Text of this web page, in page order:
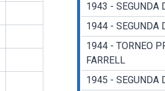
1943 - SEGUNDA
1944 - SEGUNDA
1944 - TORNEO
FARRELL
1945 - SEGUNDA